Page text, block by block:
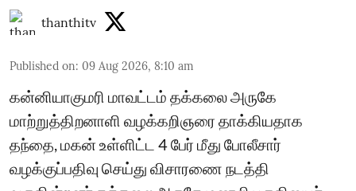
thanthitv
Published on: 09 Aug 2026, 8:10 am
கன்னியாகுமரி மாவட்டம் தக்கலை அருகே
மாற்றுத்திறனாளி வழக்கறிஞரை தாக்கியதாக
தந்தை, மகன் உள்ளிட்ட 4 பேர் மீது போலீசார்
வழக்குப்பதிவு செய்து விசாரணை நடத்தி